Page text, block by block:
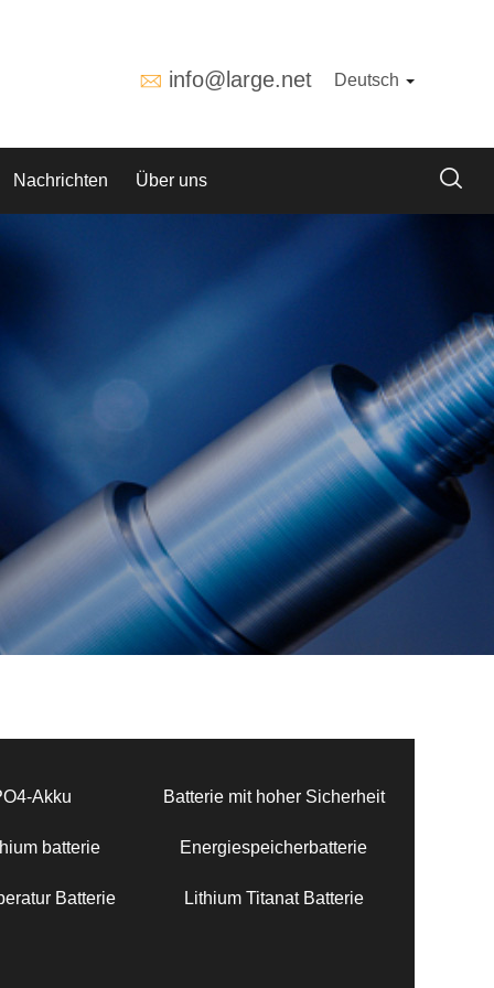
info@large.net Deutsch
Nachrichten Über uns
Akku Batterie mit hoher Sicherheit
batterie Energiespeicherbatterie
Batterie Lithium Titanat Batterie